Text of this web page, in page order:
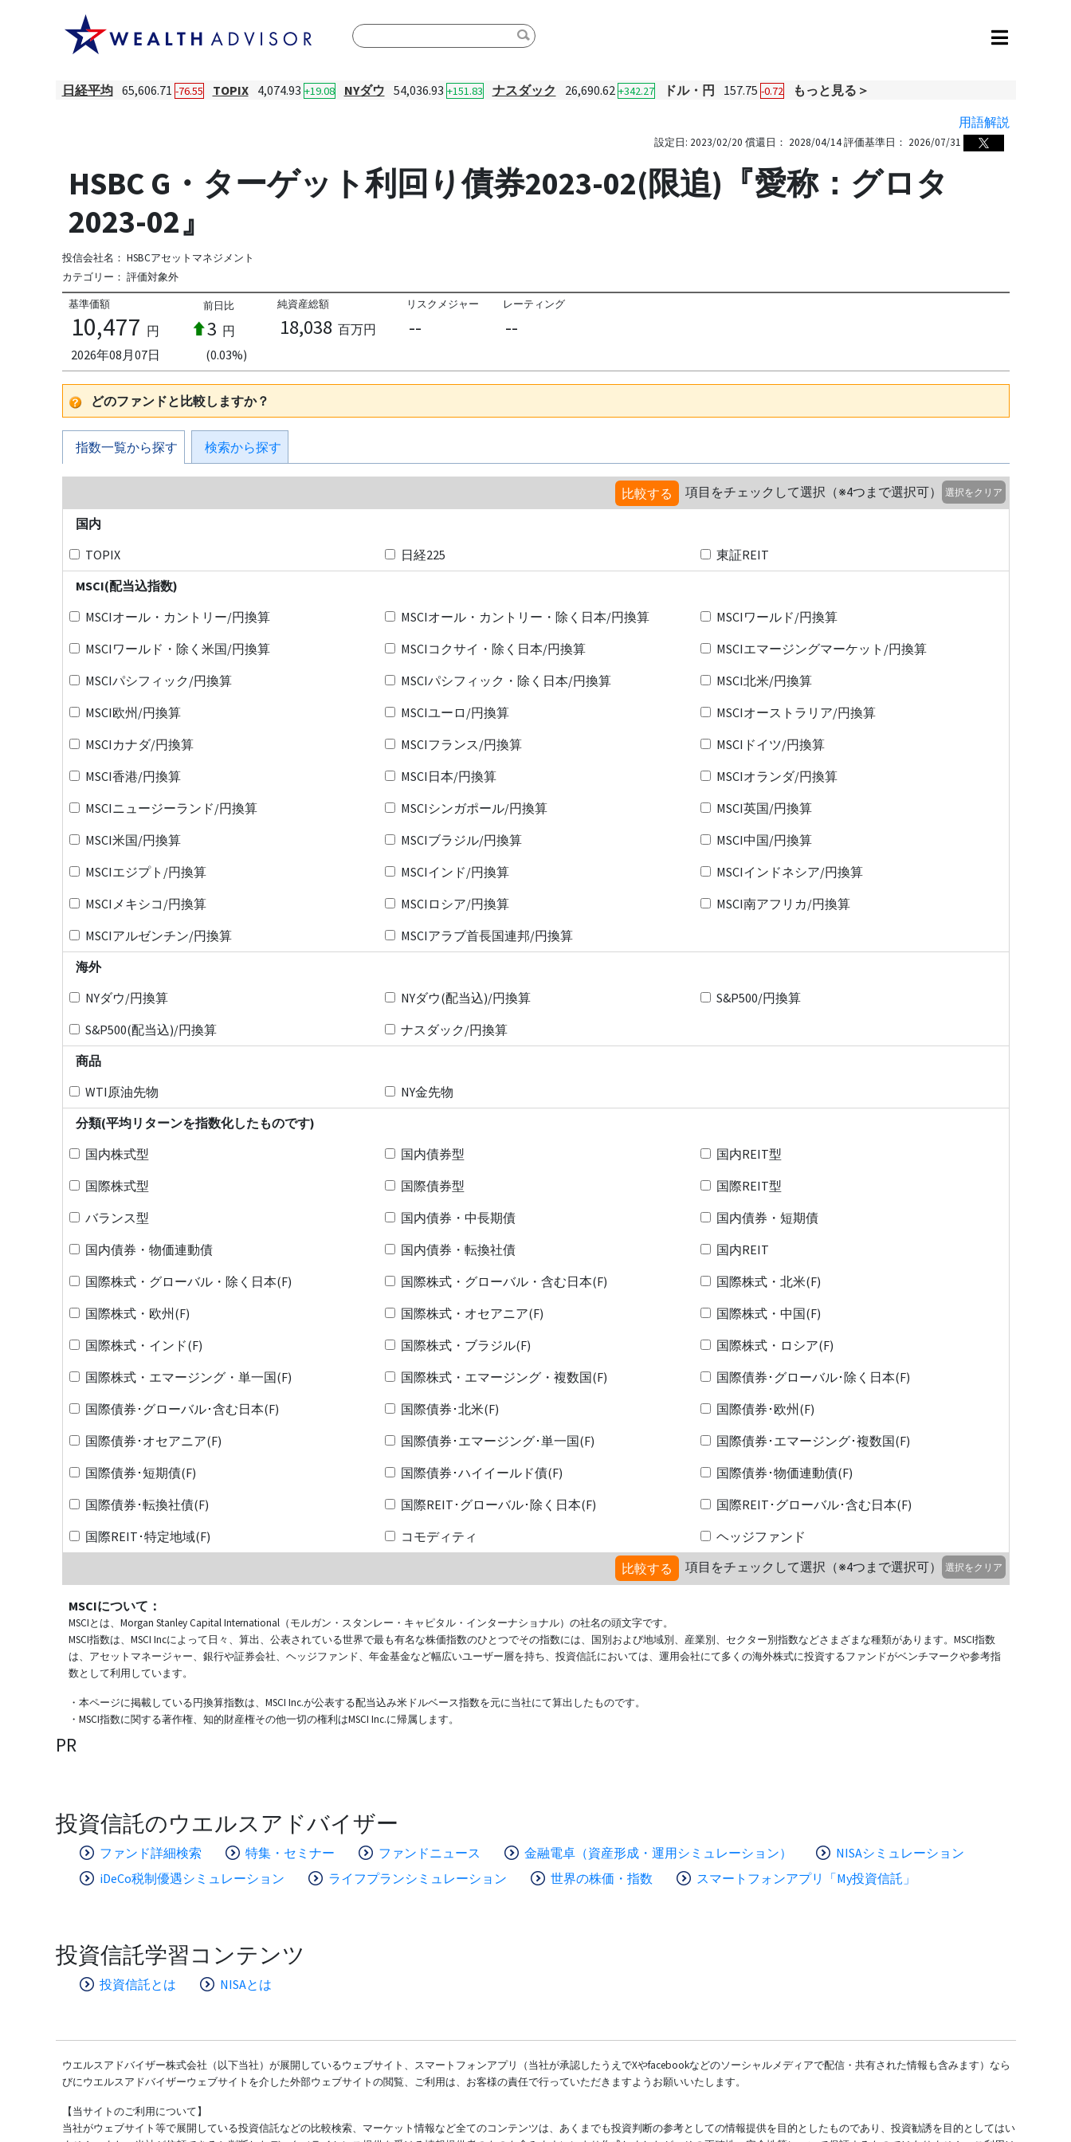
日経平均 65,606.71 -76.55 TOPIX 4,074.93 +19.08 NYダウ 54,036.93 +151.83 ナスダック 26,690.62 +342.27 ドル・円 157.75 -0.72
もっと見る＞
用語解説
設定日: 2023/02/20 償還日： 2028/04/14 評価基準日： 2026/07/31
HSBC G・ターゲット利回り債券2023-02(限追)『愛称：グロタ
2023-02』
投信会社名： HSBCアセットマネジメント
カテゴリー： 評価対象外
基準価額
10,477 円
2026年08月07日
前日比
3 円
(0.03%)
純資産総額
18,038 百万円
リスクメジャー
--
レーティング
--
どのファンドと比較しますか？
指数一覧から探す 検索から探す
比較する 項目をチェックして選択（※4つまで選択可） 選択をクリア
国内
TOPIX
日経225
東証REIT
MSCI(配当込指数)
MSCIオール・カントリー/円換算
MSCIオール・カントリー・除く日本/円換算
MSCIワールド/円換算
MSCIワールド・除く米国/円換算
MSCIコクサイ・除く日本/円換算
MSCIエマージングマーケット/円換算
MSCIパシフィック/円換算
MSCIパシフィック・除く日本/円換算
MSCI北米/円換算
MSCI欧州/円換算
MSCIユーロ/円換算
MSCIオーストラリア/円換算
MSCIカナダ/円換算
MSCIフランス/円換算
MSCIドイツ/円換算
MSCI香港/円換算
MSCI日本/円換算
MSCIオランダ/円換算
MSCIニュージーランド/円換算
MSCIシンガポール/円換算
MSCI英国/円換算
MSCI米国/円換算
MSCIブラジル/円換算
MSCI中国/円換算
MSCIエジプト/円換算
MSCIインド/円換算
MSCIインドネシア/円換算
MSCIメキシコ/円換算
MSCIロシア/円換算
MSCI南アフリカ/円換算
MSCIアルゼンチン/円換算
MSCIアラブ首長国連邦/円換算
海外
NYダウ/円換算
NYダウ(配当込)/円換算
S&P500/円換算
S&P500(配当込)/円換算
ナスダック/円換算
商品
WTI原油先物
NY金先物
分類(平均リターンを指数化したものです)
国内株式型
国内債券型
国内REIT型
国際株式型
国際債券型
国際REIT型
バランス型
国内債券・中長期債
国内債券・短期債
国内債券・物価連動債
国内債券・転換社債
国内REIT
国際株式・グローバル・除く日本(F)
国際株式・グローバル・含む日本(F)
国際株式・北米(F)
国際株式・欧州(F)
国際株式・オセアニア(F)
国際株式・中国(F)
国際株式・インド(F)
国際株式・ブラジル(F)
国際株式・ロシア(F)
国際株式・エマージング・単一国(F)
国際株式・エマージング・複数国(F)
国際債券･グローバル･除く日本(F)
国際債券･グローバル･含む日本(F)
国際債券･北米(F)
国際債券･欧州(F)
国際債券･オセアニア(F)
国際債券･エマージング･単一国(F)
国際債券･エマージング･複数国(F)
国際債券･短期債(F)
国際債券･ハイイールド債(F)
国際債券･物価連動債(F)
国際債券･転換社債(F)
国際REIT･グローバル･除く日本(F)
国際REIT･グローバル･含む日本(F)
国際REIT･特定地域(F)
コモディティ
ヘッジファンド
比較する
項目をチェックして選択（※4つまで選択可） 選択をクリア
MSCIについて：
MSCIとは、Morgan Stanley Capital International（モルガン・スタンレー・キャピタル・インターナショナル）の社名の頭文字です。
MSCI指数は、MSCI Incによって日々、算出、公表されている世界で最も有名な株価指数のひとつでその指数には、国別および地域別、産業別、セクター別指数などさまざまな種類があります。MSCI指数
は、アセットマネージャー、銀行や証券会社、ヘッジファンド、年金基金など幅広いユーザー層を持ち、投資信託においては、運用会社にて多くの海外株式に投資するファンドがベンチマークや参考指
数として利用しています。
・本ページに掲載している円換算指数は、MSCI Inc.が公表する配当込み米ドルベース指数を元に当社にて算出したものです。
・MSCI指数に関する著作権、知的財産権その他一切の権利はMSCI Inc.に帰属します。
PR
投資信託のウエルスアドバイザー
ファンド詳細検索 特集・セミナー ファンドニュース 金融電卓（資産形成・運用シミュレーション）
NISAシミュレーション
iDeCo税制優遇シミュレーション
ライフプランシミュレーション 世界の株価・指数 スマートフォンアプリ「My投資信託」
投資信託学習コンテンツ
投資信託とは NISAとは
ウエルスアドバイザー株式会社（以下当社）が展開しているウェブサイト、スマートフォンアプリ（当社が承認したうえでXやfacebookなどのソーシャルメディアで配信・共有された情報も含みます）なら
びにウエルスアドバイザーウェブサイトを介した外部ウェブサイトの閲覧、ご利用は、お客様の責任で行っていただきますようお願いいたします。
【当サイトのご利用について】
当社がウェブサイト等で展開している投資信託などの比較検索、マーケット情報など全てのコンテンツは、あくまでも投資判断の参考としての情報提供を目的としたものであり、投資勧誘を目的としてはい